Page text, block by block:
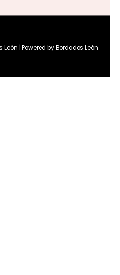
| Powered by Bordados León